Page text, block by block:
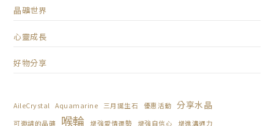
晶礦世界
心靈成長
好物分享
AileCrystal Aquamarine 三月誕生石 優惠活動 分享水晶
可邀請的晶礦 喉輪 增強愛情運勢 增強自信心
增進溝通力